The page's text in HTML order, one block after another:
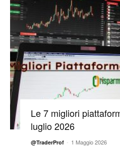
Le 7 migliori
luglio 2026
@TraderProf - 1 Maggio 2026